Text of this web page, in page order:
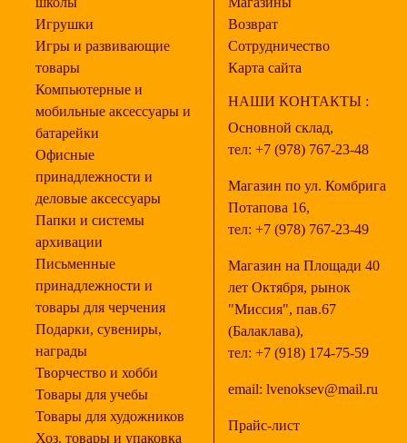
Игрушки
Игры и развивающие
товары
Компьютерные и
мобильные аксессуары и
батарейки
Офисные
принадлежности и
деловые аксессуары
Папки и системы
архивации
Письменные
принадлежности и
товары для черчения
Подарки, сувениры,
награды
Творчество и хобби
Товары для учебы
Товары для художников
Хоз. товары и упаковка
Возврат
Сотрудничество
Карта сайта
НАШИ КОНТАКТЫ :
Основной склад,
тел: +7 (978) 767-23-48
Магазин по ул. Комбрига
Потапова 16,
тел: +7 (978) 767-23-49
Магазин на Площади 40
лет Октября, рынок
"Миссия", пав.67
(Балаклава),
тел: +7 (918) 174-75-59
email: lvenoksev@mail.ru
Прайс-лист